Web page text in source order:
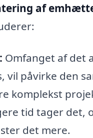
af
Omfanget af det
vil påvirke den
komplekst
tid tager det,
det mere.